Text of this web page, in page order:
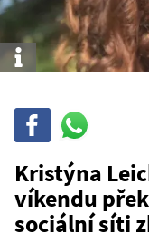
Info
Sdílej
Kristýna
víkendu
sociální síti